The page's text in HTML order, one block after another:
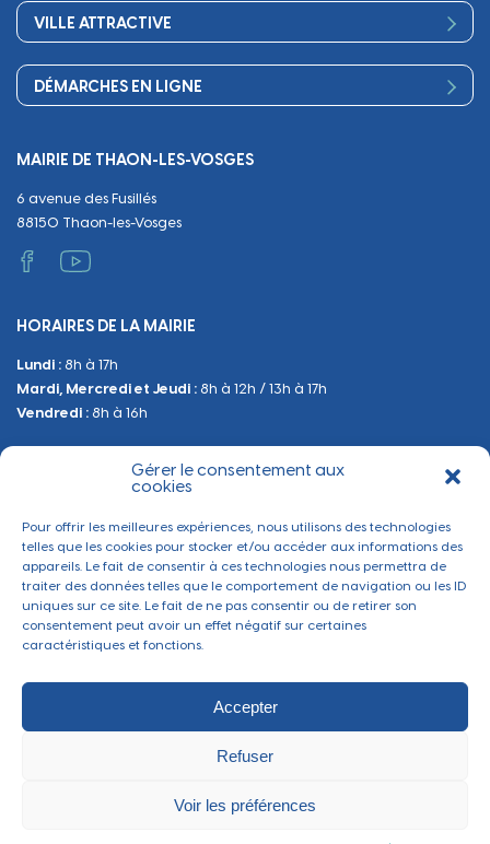
Gérer le consentement aux
cookies
Pour offrir les meilleures expériences, nous utilisons des technologies
telles que les cookies pour stocker et/ou accéder aux informations des
appareils. Le fait de consentir à ces technologies nous permettra de
traiter des données telles que le comportement de navigation ou les ID
uniques sur ce site. Le fait de ne pas consentir ou de retirer son
consentement peut avoir un effet négatif sur certaines
caractéristiques et fonctions.
Accepter
Refuser
Voir les préférences
Démocratie participative
Publications
Scolarité
Périscolaire
Séniors, social, santé
Circuler
Emploi
Culture
Associations
Equipements
VILLE ATTRACTIVE
Commerces et artisanat
Urbanisme
Tranquillité et sécurité
DÉMARCHES EN LIGNE
Décès
Papiers et citoyenneté
Administratif et technique
Manifestations
Urbanisme
Sanitaire et Sécurité
MAIRIE DE THAON-LES-VOSGES
6 avenue des Fusillés
88150 Thaon-les-Vosges
HORAIRES DE LA MAIRIE
Lundi : 8h à 17h
Mardi, Mercredi et Jeudi : 8h à 12h / 13h à 17h
Vendredi : 8h à 16h
BESOIN D'INFORMATIONS
Contactez-nous
Ville de Thaon-les-Vosges ©2022 - Tous droits réservés